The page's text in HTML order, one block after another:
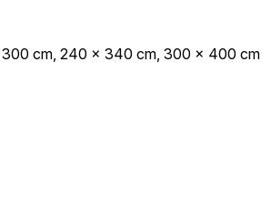
cm, 240 x 340 cm, 300 x 400 cm